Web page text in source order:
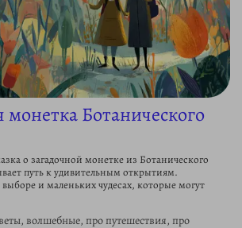
Ботанического
о загадочной монетке из Ботанического
путь к удивительным открытиям.
и маленьких чудесах, которые могут
волшебные, про путешествия, про